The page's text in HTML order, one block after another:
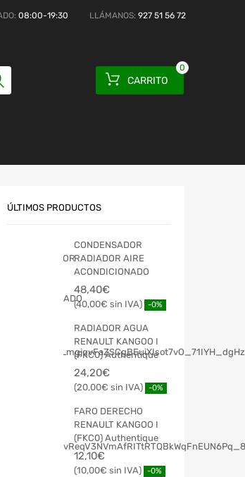
08:00-19:30 LLÁMANOS: 927 51 56 72
CARRITO
0
ÚLTIMOS PRODUCTOS
CONDENSADOR
RADIADOR AIRE
ACONDICIONADO
48,40€
40,00€ -0%
RADIADOR AGUA
RENAULT KANGOO I
(FKC0) Authentique
24,20€
20,00€ -0%
FARO DERECHO
RENAULT KANGOO I
(FKC0) Authentique
12,10€
10,00€ -0%